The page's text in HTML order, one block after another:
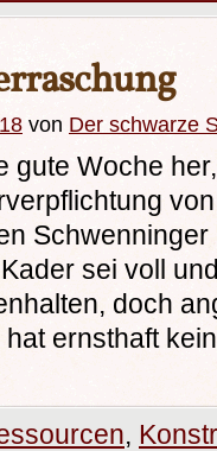
von Der schwarze
gute Woche
sei voll
doch
ernsthaft
,